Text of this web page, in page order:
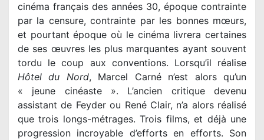
cinéma français des années 30, époque contrainte
par la censure, contrainte par les bonnes mœurs,
et pourtant époque où le cinéma livrera certaines
de ses œuvres les plus marquantes ayant souvent
tordu le coup aux conventions. Lorsqu’il réalise
Hôtel du Nord, Marcel Carné n’est alors qu’un
« jeune cinéaste ». L’ancien critique devenu
assistant de Feyder ou René Clair, n’a alors réalisé
que trois longs-métrages. Trois films, et déjà une
progression incroyable d’efforts en efforts. Son